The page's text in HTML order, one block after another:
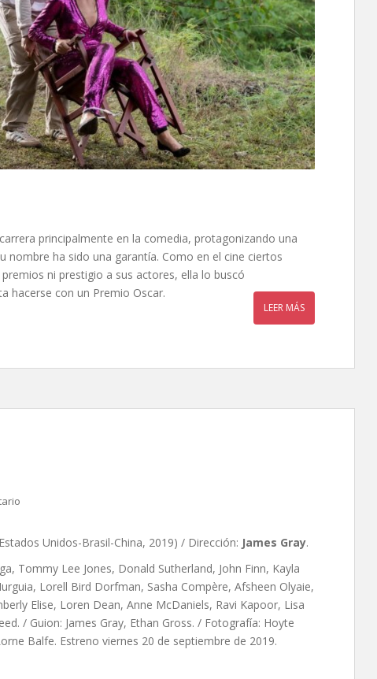
principalmente en la comedia, protagonizando una
nombre ha sido una garantía. Como en el cine ciertos
ni prestigio a sus actores, ella lo buscó
hacerse con un Premio Oscar.
LEER MÁS
Estados Unidos-Brasil-China, 2019) / Dirección: James Gray.
Tommy Lee Jones, Donald Sutherland, John Finn, Kayla
Lorell Bird Dorfman, Sasha Compère, Afsheen Olyaie,
Elise, Loren Dean, Anne McDaniels, Ravi Kapoor, Lisa
/ Guion: James Gray, Ethan Gross. / Fotografía: Hoyte
Balfe. Estreno viernes 20 de septiembre de 2019.